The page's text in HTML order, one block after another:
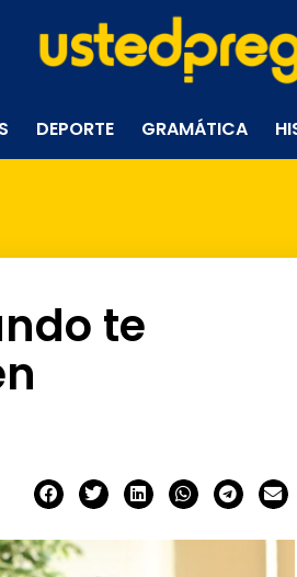
DEPORTE GRAMÁTICA
te